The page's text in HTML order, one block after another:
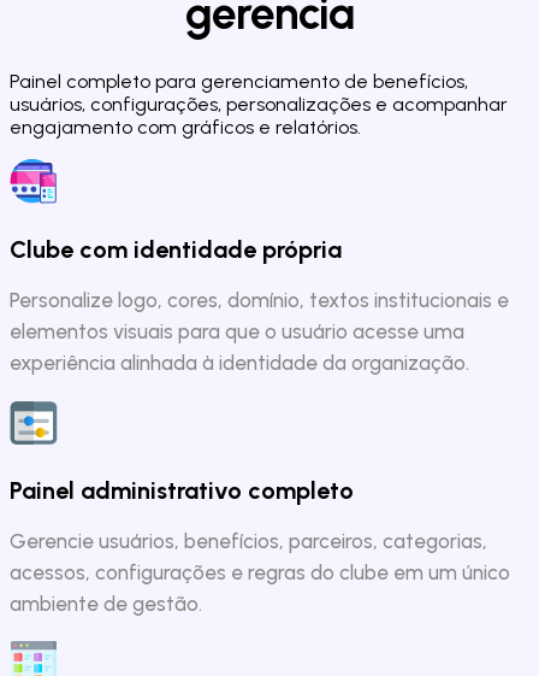
gerencia
Painel completo para gerenciamento de benefícios,
usuários, configurações, personalizações e acompanhar
engajamento com gráficos e relatórios.
Clube com identidade própria
Personalize logo, cores, domínio, textos institucionais e
elementos visuais para que o usuário acesse uma
experiência alinhada à identidade da organização.
Painel administrativo completo
Gerencie usuários, benefícios, parceiros, categorias,
acessos, configurações e regras do clube em um único
ambiente de gestão.